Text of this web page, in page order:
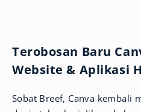
Terobosan Baru
Website & Aplikasi
Sobat Breef, Canva kembali